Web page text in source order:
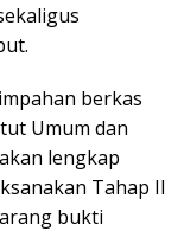
berkas
Umum dan
lengkap
Tahap II
bukti